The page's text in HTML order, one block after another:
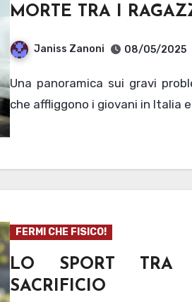
MORTE TRA I
Janiss Zanoni 08/05/2025
Una panoramica sui gravi problemi di salute mentale
che affliggono i giovani in Italia
FERMI CHE FISICO!
LO SPORT TRA
SACRIFICIO